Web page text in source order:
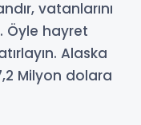
vatanlarını
Öyle hayret
Alaska
Milyon dolara